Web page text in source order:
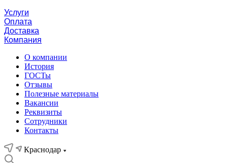
Услуги
Оплата
Доставка
Компания
О компании
История
ГОСТы
Отзывы
Полезные материалы
Вакансии
Реквизиты
Сотрудники
Контакты
Краснодар